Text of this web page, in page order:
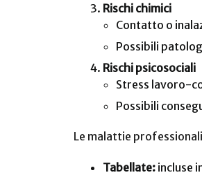
Rischi chimici
Contatto o
Possibili
Rischi psicosociali
Stress lavoro-
Possibili
Le malattie
Tabellate:incluse